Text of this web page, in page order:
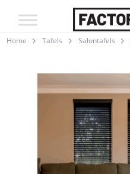
Home Tafels Salontafels